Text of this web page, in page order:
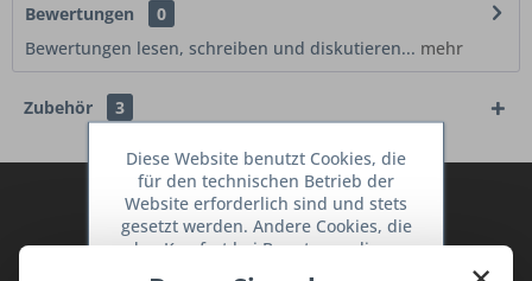
Bewertungen
0
Bewertungen lesen, schreiben und diskutieren... mehr
Zubehör 3
Abonnieren Sie den kostenlosen Deine
TraumKüche Newsletter und verpassen
Diese Website benutzt Cookies, die
für den technischen Betrieb der
Website erforderlich sind und stets
gesetzt werden. Andere Cookies, die
den Komfort bei Benutzung dieser